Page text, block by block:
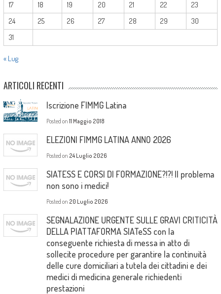
17 18 19 20 21 22
23
24
25 26 27 28 29
30
31
« Lug
ARTICOLI RECENTI
Iscrizione FIMMG Latina
Posted on 11 Maggio 2018
ELEZIONI FIMMG LATINA ANNO 2026
Posted on 24 Luglio 2026
SIATESS E CORSI DI FORMAZIONE?!?! Il problema
non sono i medici!
Posted on 20 Luglio 2026
SEGNALAZIONE URGENTE SULLE GRAVI CRITICITÀ
DELLA PIATTAFORMA SIATeSS con la
conseguente richiesta di messa in atto di
sollecite procedure per garantire la continuità
delle cure domiciliari a tutela dei cittadini e dei
medici di medicina generale richiedenti
prestazioni